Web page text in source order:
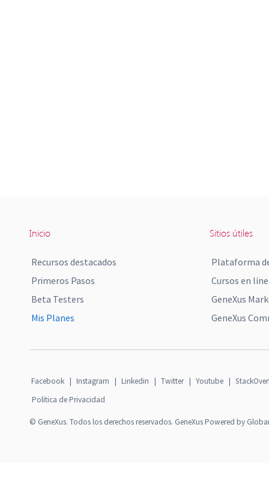
Inicio
Recursos destacados
Primeros Pasos
Beta Testers
Mis Planes
Sitios útiles
Plataforma
Cursos en
GeneXus
GeneXus
Facebook | Instagram | Linkedin | Twitter | Youtube |
Política de Privacidad
© GeneXus. Todos los derechos reservados. GeneXus Powered by